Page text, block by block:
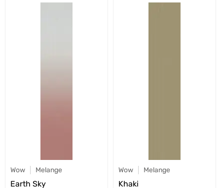
Wow Melange
Earth Sky
Wow Melange
Khaki